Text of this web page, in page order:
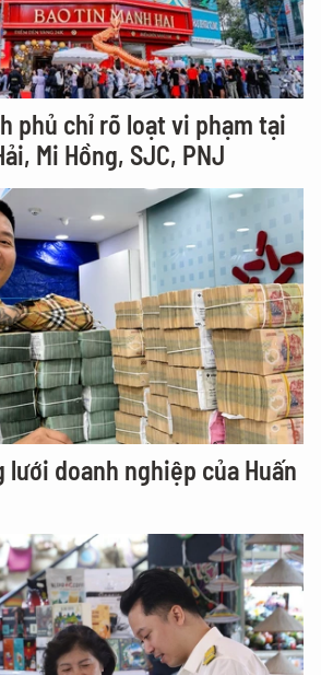
phủ chỉ rõ loạt vi phạm tại
Mi Hồng, SJC, PNJ
lưới doanh nghiệp của Huấn